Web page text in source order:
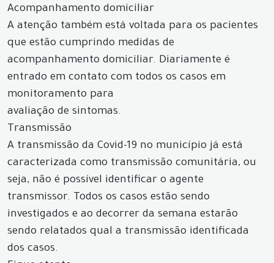
Acompanhamento domiciliar
A atenção também está voltada para os pacientes
que estão cumprindo medidas de
acompanhamento domiciliar. Diariamente é
entrado em contato com todos os casos em
monitoramento para
avaliação de sintomas.
Transmissão
A transmissão da Covid-19 no município já está
caracterizada como transmissão comunitária, ou
seja, não é possível identificar o agente
transmissor. Todos os casos estão sendo
investigados e ao decorrer da semana estarão
sendo relatados qual a transmissão identificada
dos casos.